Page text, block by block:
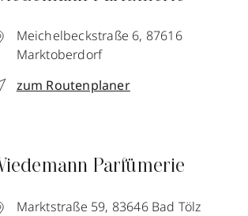
Meichelbeckstraße 6, 87616
Marktoberdorf
zum Routenplaner
Parfümerie
Marktstraße 59, 83646 Bad Tölz